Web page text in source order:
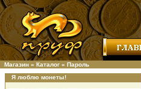
Магазин » Каталог » Пароль
Я люблю монеты!